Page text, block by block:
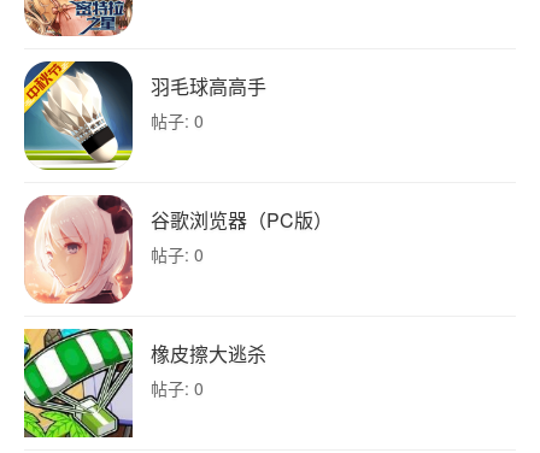
羽毛球高高手
帖子: 0
谷歌浏览器（PC版）
帖子: 0
橡皮擦大逃杀
帖子: 0